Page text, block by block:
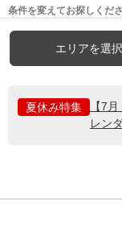
条件を変えてお探しくださ
エリアを選択
夏休み特集
【7
レン